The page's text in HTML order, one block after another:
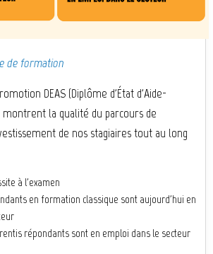
de formation
DEAS (Diplôme d'État d'Aide-
montrent la qualité du parcours de
de nos stagiaires tout au long
à l'examen
en formation classique sont aujourd'hui en
répondants sont en emploi dans le secteur